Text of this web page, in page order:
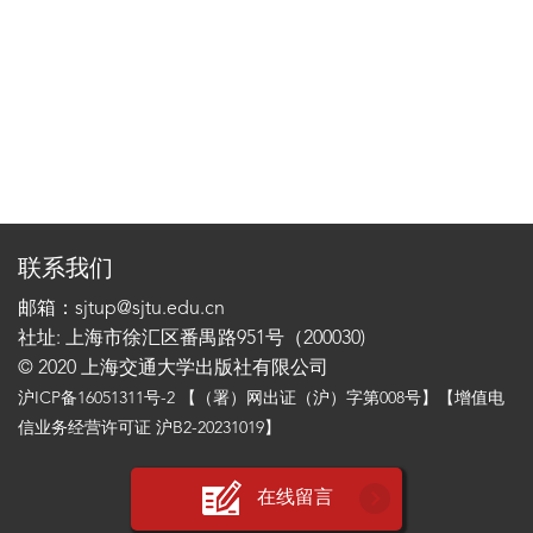
联系我们
邮箱：sjtup@sjtu.edu.cn
社址: 上海市徐汇区番禺路951号（200030)
© 2020 上海交通大学出版社有限公司
沪ICP备16051311号-2 【（署）网出证（沪）字第008号】【增值电
信业务经营许可证 沪B2-20231019】
在线留言